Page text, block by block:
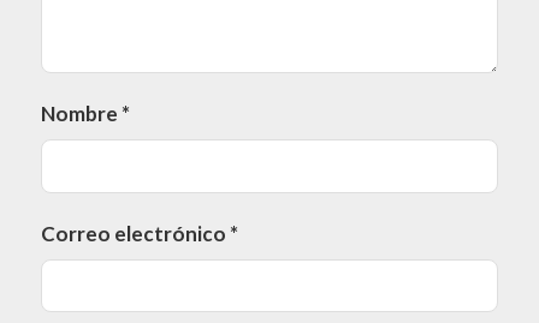
Nombre *
Correo electrónico *